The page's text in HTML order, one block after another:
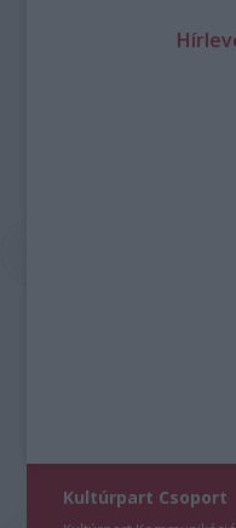
Kultúrpart Csoport